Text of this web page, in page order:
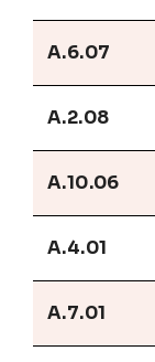
A.6.07
A.2.08
A.10.06
A.4.01
A.7.01